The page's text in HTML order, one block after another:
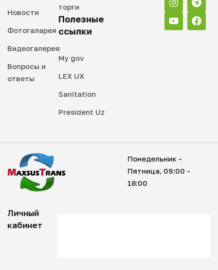
Новости
Фотогаларея
Видеогалерея
Вопросы и
ответы
торги
Полезные
ссылки
My gov
LEX UX
Sanitation
President Uz
Понедельник -
Пятница, 09:00 -
18:00
Личный
кабинет